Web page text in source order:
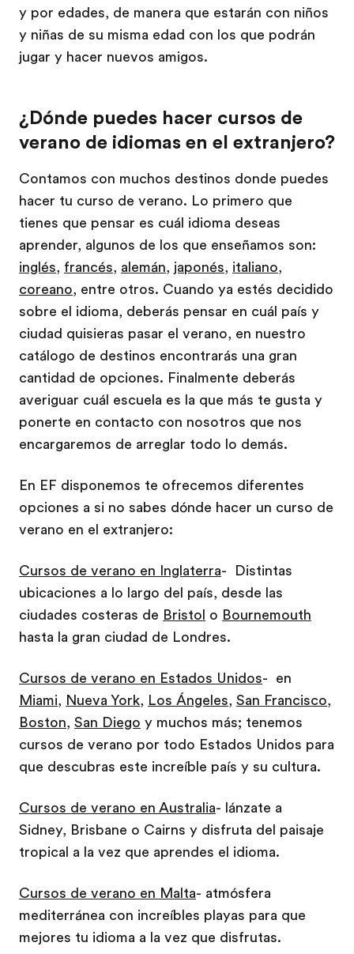
y por edades, de manera que estarán con niños
y niñas de su misma edad con los que podrán
jugar y hacer nuevos amigos.
¿Dónde puedes hacer cursos de
verano de idiomas en el extranjero?
Contamos con muchos destinos donde puedes
hacer tu curso de verano. Lo primero que
tienes que pensar es cuál idioma deseas
aprender, algunos de los que enseñamos son:
inglés, francés, alemán, japonés, italiano,
coreano, entre otros. Cuando ya estés decidido
sobre el idioma, deberás pensar en cuál país y
ciudad quisieras pasar el verano, en nuestro
catálogo de destinos encontrarás una gran
cantidad de opciones. Finalmente deberás
averiguar cuál escuela es la que más te gusta y
ponerte en contacto con nosotros que nos
encargaremos de arreglar todo lo demás.
En EF disponemos te ofrecemos diferentes
opciones a si no sabes dónde hacer un curso de
verano en el extranjero:
Cursos de verano en Inglaterra- Distintas
ubicaciones a lo largo del país, desde las
ciudades costeras de Bristol o Bournemouth
hasta la gran ciudad de Londres.
Cursos de verano en Estados Unidos- en
Miami, Nueva York, Los Ángeles, San Francisco,
Boston, San Diego y muchos más; tenemos
cursos de verano por todo Estados Unidos para
que descubras este increíble país y su cultura.
Cursos de verano en Australia- lánzate a
Sidney, Brisbane o Cairns y disfruta del paisaje
tropical a la vez que aprendes el idioma.
Cursos de verano en Malta- atmósfera
mediterránea con increíbles playas para que
mejores tu idioma a la vez que disfrutas.